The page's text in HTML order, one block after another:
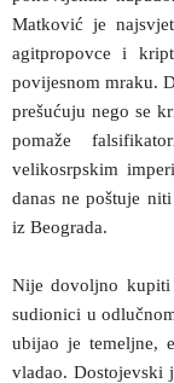
Matković je
agitpropovce i
povijesnom mraku.
prešućuju nego se
pomaže
velikosrpskim
danas ne poštuje
iz Beograda.
Nije dovoljno kupiti
sudionici u
ubijao je temeljne,
vladao. Dostojevski